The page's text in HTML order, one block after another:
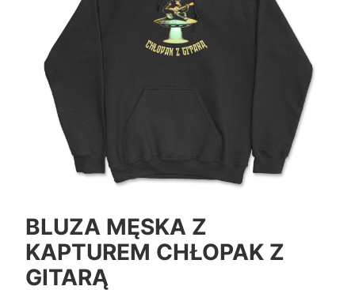
BLUZA MĘSKA Z
KAPTUREM CHŁOPAK Z
GITARĄ